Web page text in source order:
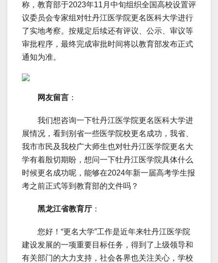
称，教育部于2023年11月中旬组织全国高校设置评
议委员会专家组对牡丹江医学院更名医科大学进行
了实地考察。按规定后续还有评议、公示、审议等
审批程序，最终完成审批时间将以教育部发布正式
通知为准。
网友留言 ：
我们想咨询一下牡丹江医学院更名医科大学进
展情况，看到别省一些医学院校更名成功，我省、
我市市民及我校广大师生也对牡丹江医学院更名大
学有着殷切期盼，想问一下牡丹江医学院具体什么
时候更名成功呢，能够在2024年新一届高考学生报
考之前正式等到教育部的文件吗？
黑龙江省教育厅 ：
您好！“更名大学”工作是近年来牡丹江医学院
建设发展的一项重要目标任务，得到了上级领导和
有关部门的大力支持，社会各界也关注关心，学校